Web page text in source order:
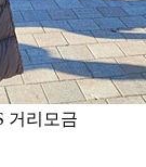
거리모금